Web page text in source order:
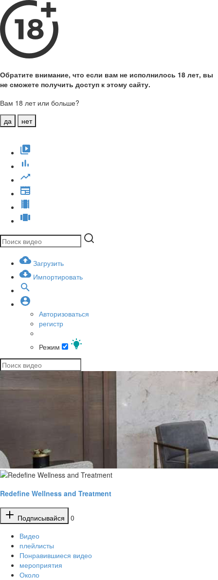
Обратите внимание, что если вам не исполнилось 18 лет, вы
не сможете получить доступ к этому сайту.
Вам 18 лет или больше?
да
нет
Загрузить
Импортировать
Авторизоваться
регистр
Режим
Redefine Wellness and Treatment
Подписывайся
0
Видео
плейлисты
Понравившиеся видео
мероприятия
Около